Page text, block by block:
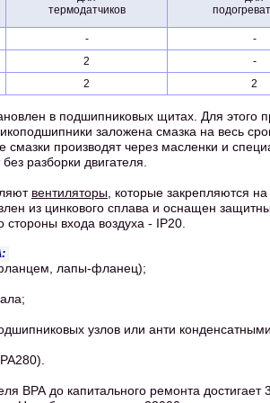
термодатчиков
- -
2 -
2 2
в подшипниковых щитах. Для этого
заложена смазка на весь
производят через масленки и
разборки двигателя.
вентиляторы , которые закрепляются
из цинкового сплава и оснащен
входа воздуха - IP20.
лапы-фланец);
узлов или анти
ВРА до капитального ремонта достигает